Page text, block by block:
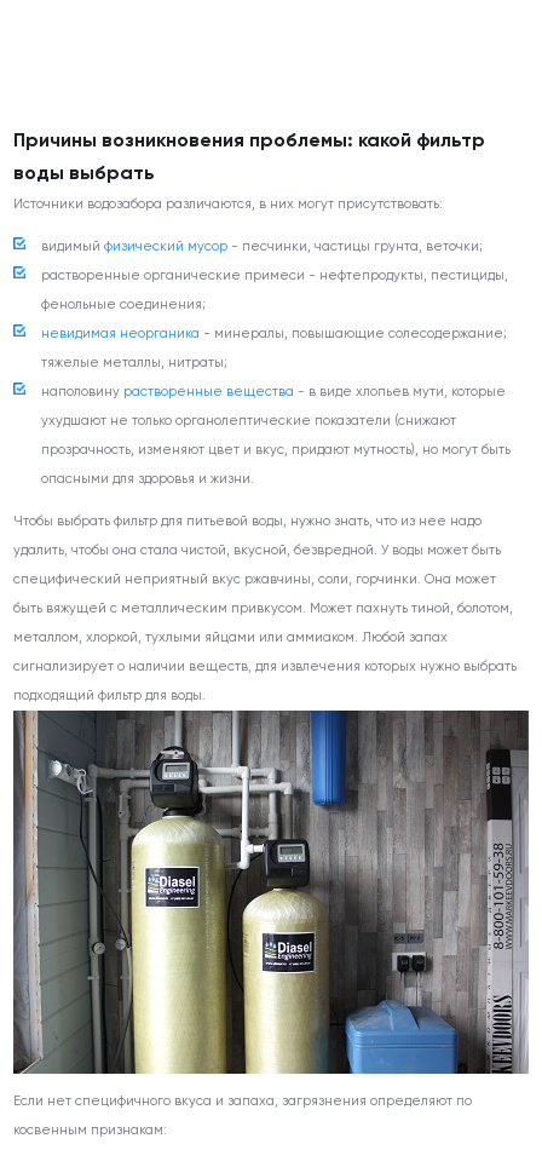
Причины возникновения проблемы: какой фильтр
воды выбрать
Источники водозабора различаются, в них могут присутствовать:
видимый физический мусор- песчинки, частицы грунта, веточки;
растворенные органические примеси - нефтепродукты, пестициды,
фенольные соединения;
невидимая неорганика - минералы, повышающие солесодержание;
тяжелые металлы, нитраты;
наполовину растворенные вещества - в виде хлопьев мути, которые
ухудшают не только органолептические показатели (снижают
прозрачность, изменяют цвет и вкус, придают мутность), но могут быть
опасными для здоровья и жизни.
Чтобы выбрать фильтр для питьевой воды, нужно знать, что из нее надо
удалить, чтобы она стала чистой, вкусной, безвредной. У воды может быть
специфический неприятный вкус ржавчины, соли, горчинки. Она может
быть вяжущей с металлическим привкусом. Может пахнуть тиной, болотом,
металлом, хлоркой, тухлыми яйцами или аммиаком. Любой запах
сигнализирует о наличии веществ, для извлечения которых нужно выбрать
подходящий фильтр для воды.
Если нет специфичного вкуса и запаха, загрязнения определяют по
косвенным признакам: